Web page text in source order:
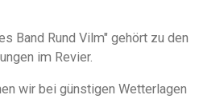
Band Rund Vilm" gehört zu den
im Revier.
wir bei günstigen Wetterlagen